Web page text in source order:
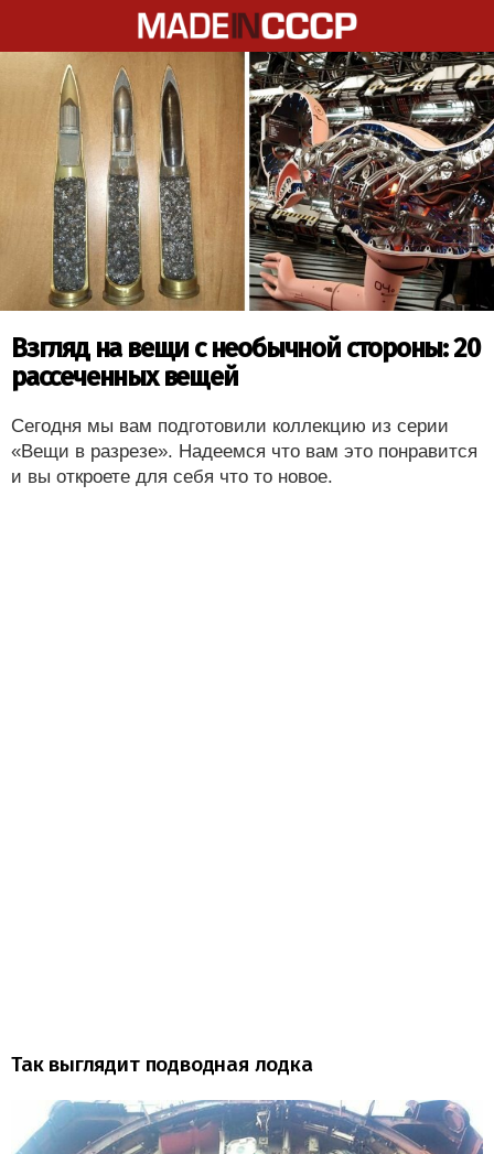
Взгляд на вещи с необычной стороны: 20
рассеченных вещей
Сегодня мы вам подготовили коллекцию из серии
«Вещи в разрезе». Надеемся что вам это понравится
и вы откроете для себя что то новое.
Так выглядит подводная лодка